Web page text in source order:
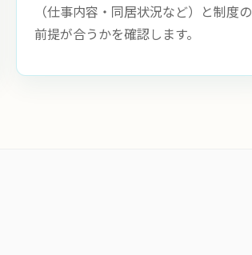
（仕事内容・同居状況など）と制度の
前提が合うかを確認します。